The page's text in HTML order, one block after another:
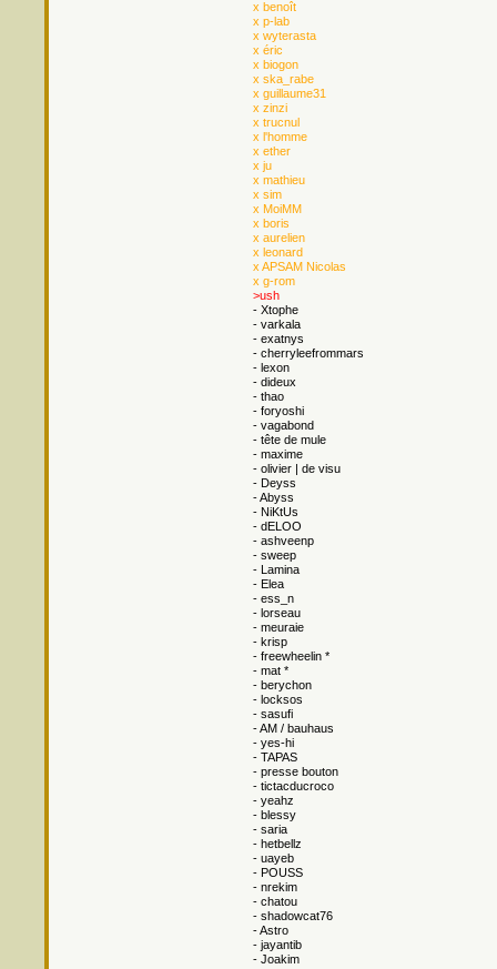
x benoît
x p-lab
x wyterasta
x éric
x biogon
x ska_rabe
x guillaume31
x zinzi
x trucnul
x l'homme
x ether
x ju
x mathieu
x sim
x MoiMM
x boris
x aurelien
x leonard
x APSAM Nicolas
x g-rom
>ush
- Xtophe
- varkala
- exatnys
- cherryleefrommars
- lexon
- dideux
- thao
- foryoshi
- vagabond
- tête de mule
- maxime
- olivier | de visu
- Deyss
- Abyss
- NiKtUs
- dELOO
- ashveenp
- sweep
- Lamina
- Elea
- ess_n
- lorseau
- meuraie
- krisp
- freewheelin *
- mat *
- berychon
- locksos
- sasufi
- AM / bauhaus
- yes-hi
- TAPAS
- presse bouton
- tictacducroco
- yeahz
- blessy
- saria
- hetbellz
- uayeb
- POUSS
- nrekim
- chatou
- shadowcat76
- Astro
- jayantib
- Joakim